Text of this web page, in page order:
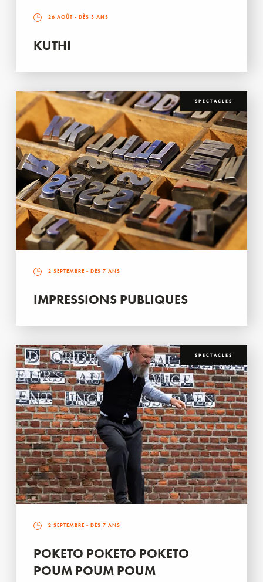
26 AOÛT - DÈS 3 ANS
KUTHI
SPECTACLES
2 SEPTEMBRE - DÈS 7 ANS
IMPRESSIONS PUBLIQUES
SPECTACLES
2 SEPTEMBRE - DÈS 7 ANS
POKETO POKETO POKETO
POUM POUM POUM